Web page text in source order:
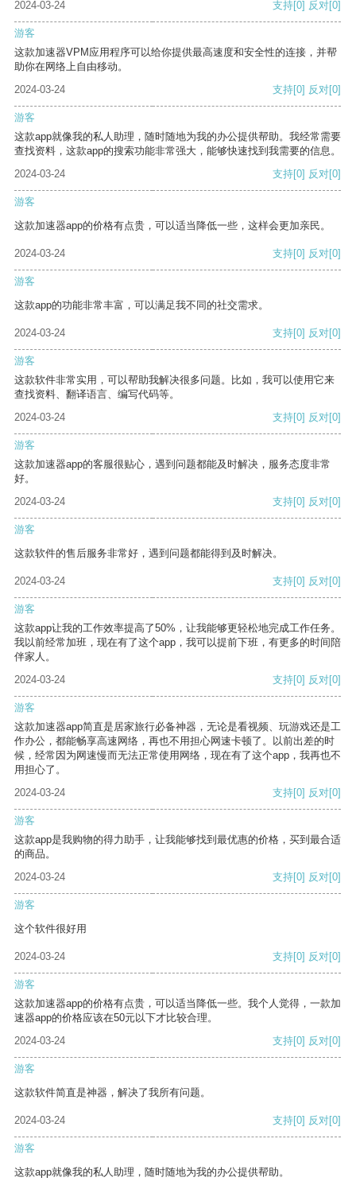
2024-03-24 支持[0] 反对[0]
游客
这款加速器VPM应用程序可以给你提供最高速度和安全性的连接，并帮
助你在网络上自由移动。
2024-03-24
支持[0] 反对[0]
游客
这款app就像我的私人助理，随时随地为我的办公提供帮助。我经常需要
查找资料，这款app的搜索功能非常强大，能够快速找到我需要的信息。
2024-03-24
支持[0] 反对[0]
游客
这款加速器app的价格有点贵，可以适当降低一些，这样会更加亲民。
2024-03-24 支持[0] 反对[0]
游客
这款app的功能非常丰富，可以满足我不同的社交需求。
2024-03-24 支持[0] 反对[0]
游客
这款软件非常实用，可以帮助我解决很多问题。比如，我可以使用它来
查找资料、翻译语言、编写代码等。
2024-03-24
支持[0] 反对[0]
游客
这款加速器app的客服很贴心，遇到问题都能及时解决，服务态度非常
好。
2024-03-24
支持[0] 反对[0]
游客
这款软件的售后服务非常好，遇到问题都能得到及时解决。
2024-03-24 支持[0] 反对[0]
游客
这款app让我的工作效率提高了50%，让我能够更轻松地完成工作任务。
我以前经常加班，现在有了这个app，我可以提前下班，有更多的时间陪
伴家人。
2024-03-24
支持[0] 反对[0]
游客
这款加速器app简直是居家旅行必备神器，无论是看视频、玩游戏还是工
作办公，都能畅享高速网络，再也不用担心网速卡顿了。以前出差的时
候，经常因为网速慢而无法正常使用网络，现在有了这个app，我再也不
用担心了。
2024-03-24
支持[0] 反对[0]
游客
这款app是我购物的得力助手，让我能够找到最优惠的价格，买到最合适
的商品。
2024-03-24
支持[0] 反对[0]
游客
这个软件很好用
2024-03-24 支持[0] 反对[0]
游客
这款加速器app的价格有点贵，可以适当降低一些。我个人觉得，一款加
速器app的价格应该在50元以下才比较合理。
2024-03-24
支持[0] 反对[0]
游客
这款软件简直是神器，解决了我所有问题。
2024-03-24 支持[0] 反对[0]
游客
这款app就像我的私人助理，随时随地为我的办公提供帮助。